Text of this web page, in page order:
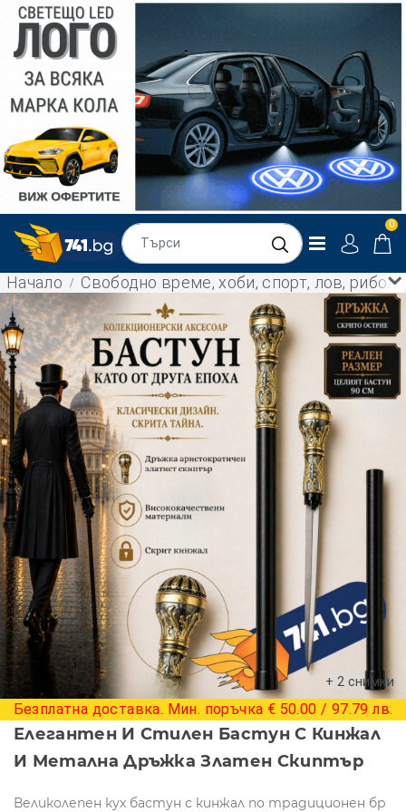
0
Начало Свободно време, хоби, спорт, лов,
+ 2 снимки
Безплатна доставка. Мин. поръчка € 50.00 / 97.79 лв.
Елегантен И Стилен Бастун С Кинжал
И Метална Дръжка Златен Скиптър
Великолепен кух бастун с кинжал по традиционен бр